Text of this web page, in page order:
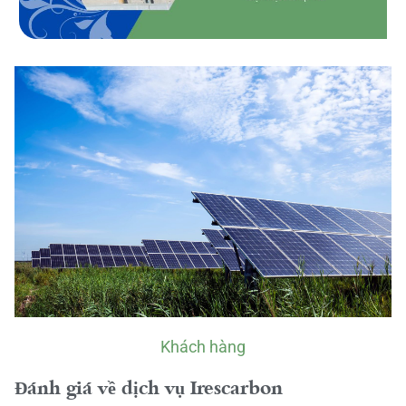
Khách hàng
Đánh giá về dịch vụ Irescarbon